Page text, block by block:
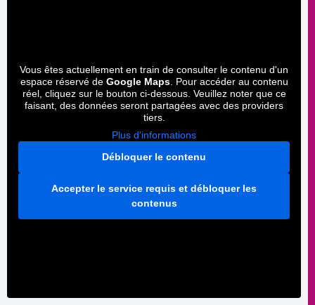
Vous êtes actuellement en train de consulter le contenu d'un
espace réservé de Google Maps. Pour accéder au contenu
réel, cliquez sur le bouton ci-dessous. Veuillez noter que ce
faisant, des données seront partagées avec des providers
tiers.
Plus d'informations
Débloquer le contenu
Accepter le service requis et débloquer les
contenus